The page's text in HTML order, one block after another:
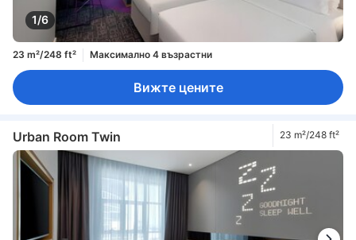
1/6
23 m²/248 ft² Максимално 4 възрастни
Вижте цените
Urban Room Twin 23 m²/248 ft²